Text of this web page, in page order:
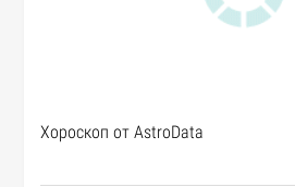
Хороскоп от AstroData